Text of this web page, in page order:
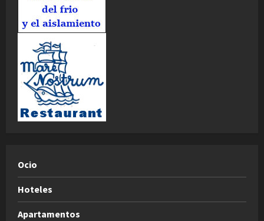
Ocio
Hoteles
Apartamentos